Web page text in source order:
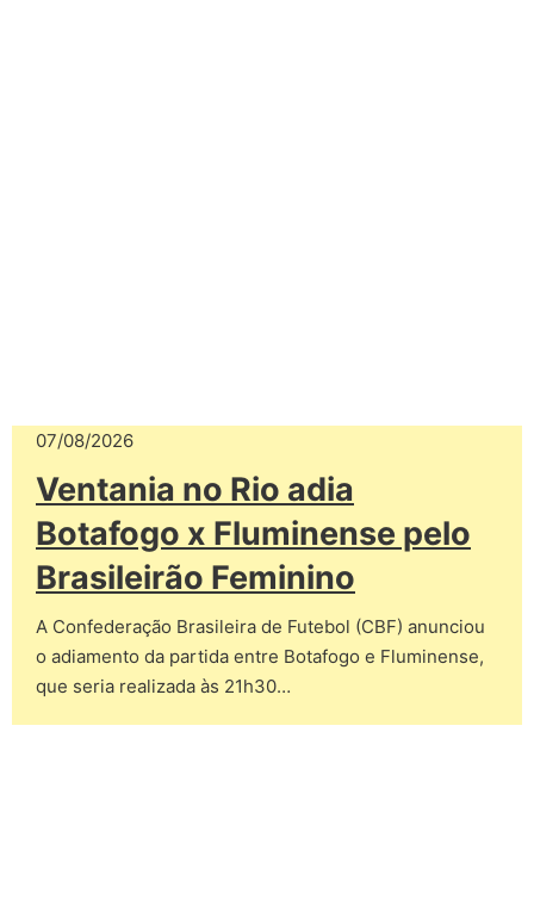
07/08/2026
Ventania no Rio adia
Botafogo x Fluminense pelo
Brasileirão Feminino
A Confederação Brasileira de Futebol (CBF) anunciou
o adiamento da partida entre Botafogo e Fluminense,
que seria realizada às 21h30…